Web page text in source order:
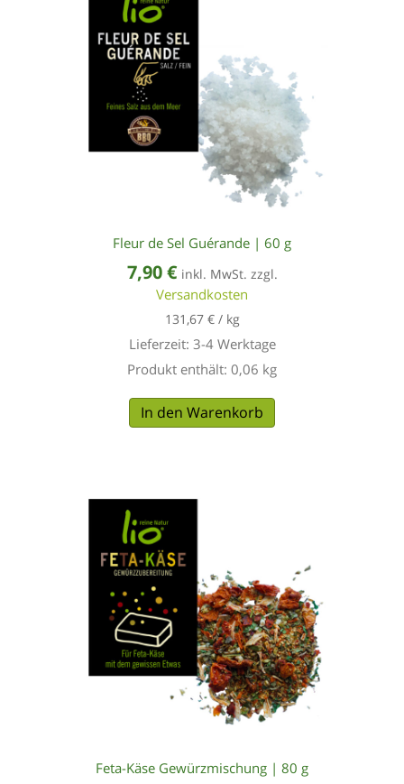
Fleur de Sel Guérande | 60 g
7,90€ inkl. MwSt. zzgl.
Versandkosten
131,67 €/ kg
Lieferzeit: 3-4 Werktage
Produkt enthält: 0,06 kg
In den Warenkorb
Feta-Käse Gewürzmischung | 80 g